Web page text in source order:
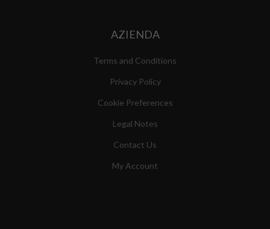
AZIENDA
Terms and Conditions
Privacy Policy
Cookie Preferences
Legal Notes
Contact Us
My Account